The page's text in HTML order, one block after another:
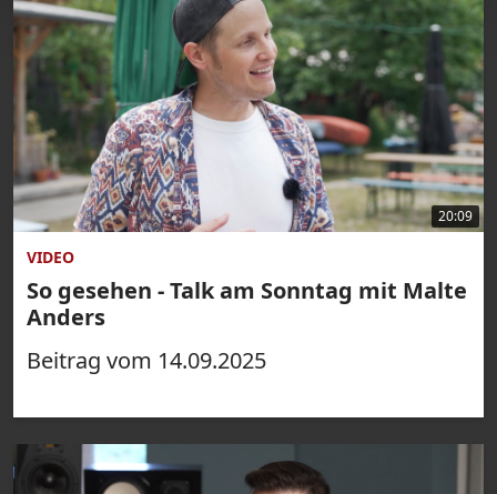
20:09
VIDEO
So gesehen - Talk am Sonntag mit Malte
Anders
Beitrag vom 14.09.2025